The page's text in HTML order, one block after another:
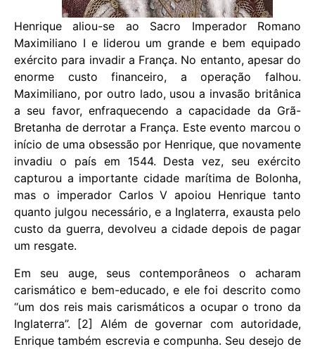
Henrique aliou-se ao Sacro Imperador Romano
Maximiliano I e liderou um grande e bem equipado
exército para invadir a França. No entanto, apesar do
enorme custo financeiro, a operação falhou.
Maximiliano, por outro lado, usou a invasão britânica
a seu favor, enfraquecendo a capacidade da Grã-
Bretanha de derrotar a França. Este evento marcou o
início de uma obsessão por Henrique, que novamente
invadiu o país em 1544. Desta vez, seu exército
capturou a importante cidade marítima de Bolonha,
mas o imperador Carlos V apoiou Henrique tanto
quanto julgou necessário, e a Inglaterra, exausta pelo
custo da guerra, devolveu a cidade depois de pagar
um resgate.
Em seu auge, seus contemporâneos o acharam
carismático e bem-educado, e ele foi descrito como
“um dos reis mais carismáticos a ocupar o trono da
Inglaterra”. [2] Além de governar com autoridade,
Enrique também escrevia e compunha. Seu desejo de